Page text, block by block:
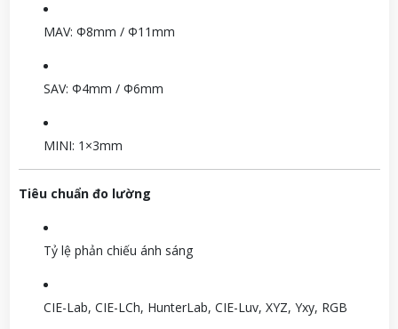
MAV: Φ8mm / Φ11mm
SAV: Φ4mm / Φ6mm
MINI: 1×3mm
Tiêu chuẩn đo lường
Tỷ lệ phản chiếu ánh sáng
CIE-Lab, CIE-LCh, HunterLab, CIE-Luv, XYZ, Yxy, RGB